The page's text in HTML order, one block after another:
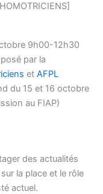
9h00-12h30
par la
et AFPL
du 15 et 16 octobre
au FIAP)
des actualités
la place et le rôle
actuel.